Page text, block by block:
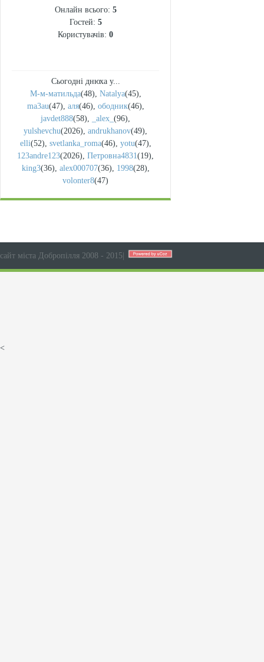
Онлайн всього: 5
Гостей: 5
Користувачів: 0
Сьогодні днюха у...
М-м-матильда(48), Natalya(45),
ma3au(47), аля(46), ободник(46),
javdet888(58), _alex_ (96),
yulshevchu(2026), andrukhanov(49),
elli(52), svetlanka_roma(46), yotu(47),
123andre123(2026), Петровна4831(19),
king3(36), alex000707(36), 1998(28),
volonter8(47)
сайт міста Добропілля 2008 - 2015
<